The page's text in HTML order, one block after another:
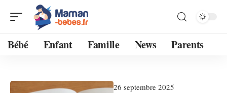
Bébé Enfant Famille News Parents
26 septembre 2025